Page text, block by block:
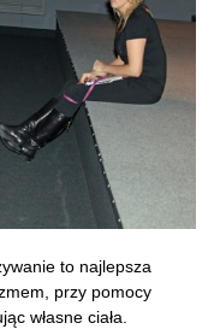
to najlepsza
przy pomocy
własne ciała.